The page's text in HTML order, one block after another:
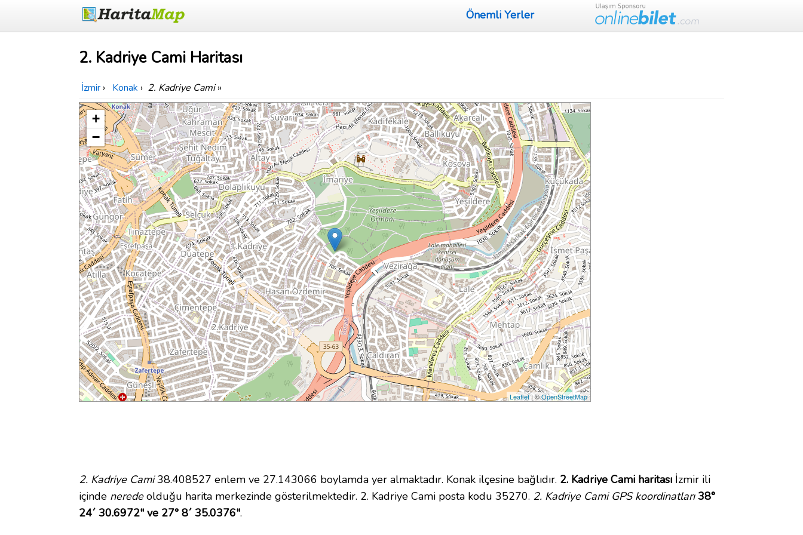
Önemli Yerler
2. Kadriye Cami Haritası
İzmir › Konak › 2. Kadriye Cami»
+
−
Leaflet| ©OpenStreetMap
2. Kadriye Cami38.408527 enlem ve 27.143066 boylamda yer almaktadır. Konak ilçesine bağlıdır. 2. Kadriye Cami haritası İzmir ili
içinde neredeolduğu harita merkezinde gösterilmektedir. 2. Kadriye Cami posta kodu 35270. 2. Kadriye Cami GPS koordinatları 38°
24´ 30.6972" ve 27° 8´ 35.0376".